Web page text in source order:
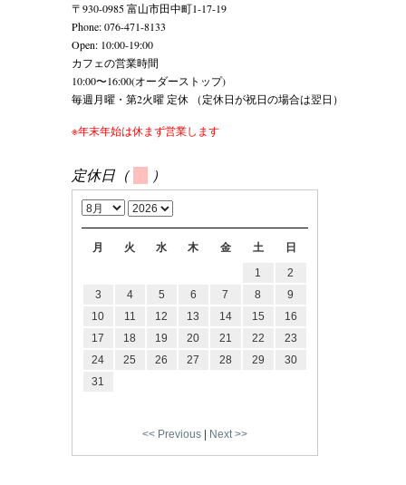
〒930-0985 富山市田中町1-17-19
Phone: 076-471-8133
Open: 10:00-19:00
カフェの営業時間
10:00〜16:00(オーダーストップ)
毎週月曜・第2火曜 定休 （定休日が祝日の場合は翌日）
※年末年始は休まず営業します
定休日（ ）
月 火 水 木 金 土 日
<< Previous| Next >>
1
2
3
4 5 6 7 8
9
10
11 12 13 14 15
16
17
18 19 20 21 22
23
24
25 26 27 28 29
30
31